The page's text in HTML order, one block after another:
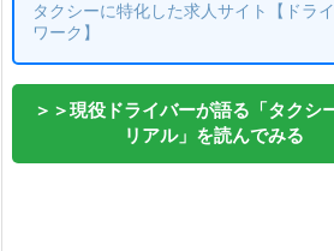
タクシーに特化した求人サイト【ドラ
ワーク】
＞＞現役ドライバーが語る「タクシ
リアル」を読んでみる